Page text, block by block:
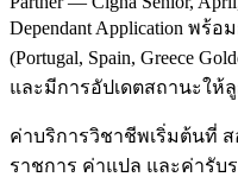
Dependant Application พร้อม
(Portugal, Spain, Greece
และมีการอัปเดตสถานะให้
ค่าบริการวิชาชีพเริ่มต้นที่
ราชการ ค่าแปล และค่ารับ